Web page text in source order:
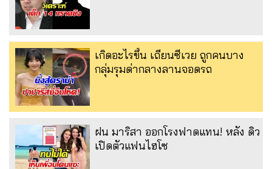
เกิดอะไรขึ้น เถียนซีเวย ถูกคนบาง
กลุ่มรุมด่ากลางลานจอดรถ
ฝน มาริสา ออกโรงฟาดแทน! หลัง ดิว
เปิดตัวแฟนไฮโซ